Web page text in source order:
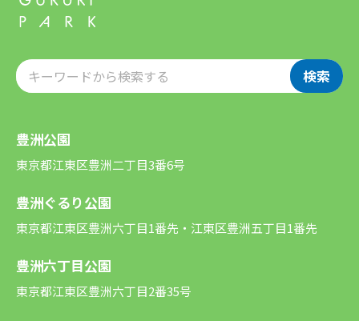
検索
豊洲公園
東京都江東区豊洲二丁目3番6号
豊洲ぐるり公園
東京都江東区豊洲六丁目1番先・江東区豊洲五丁目1番先
豊洲六丁目公園
東京都江東区豊洲六丁目2番35号